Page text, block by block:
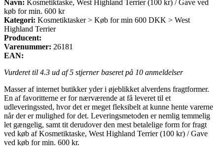
Navn: Kosmetiktaske, West Highland Terrier (100 kr) / Gave ved
køb for min. 600 kr
Kategori: Kosmetiktasker > Køb for min 600 DKK > West
Highland Terrier
Producent:
Varenummer: 26181
EAN:
Vurderet til 4.3 ud af 5 stjerner baseret på 10 anmeldelser
Masser af internet butikker yder i øjeblikket alverdens fragtformer.
En af favoritterne er for nærværende at få leveret til et
udleveringssted, hvor det er meget fleksibelt at kunne hente varerne
når der er mulighed for det. Leveringsmetoden er nemlig temmelig
let gængelig, samt tit derudover den mest betalelige form for fragt
ved køb af Kosmetiktaske, West Highland Terrier (100 kr) / Gave
ved køb for min. 600 kr.